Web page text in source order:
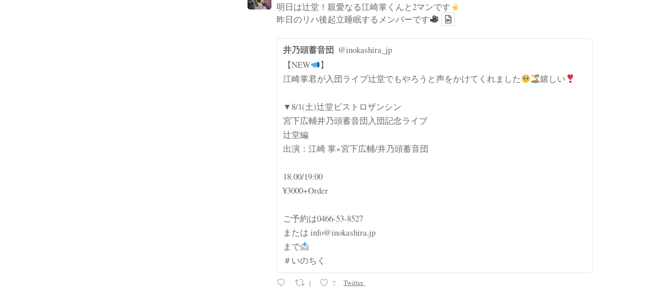
明日は辻堂！親愛なる江崎掌くんと2マンです
昨日のリハ後起立睡眠するメンバーです
井乃頭蓄音団 @inokashira_jp
【NEW
】
江崎掌君が入団ライブ辻堂でもやろうと声をかけてくれました
嬉しい
▼8/1(土)辻堂ビストロザンシン
宮下広輔井乃頭蓄音団入団記念ライブ
辻堂編
出演：江崎 掌×宮下広輔/井乃頭蓄音団
18:00/19:00
¥3000+Order
ご予約は0466-53-8527
または info@inokashira.jp
まで
＃いのちく
1 7 Twitter